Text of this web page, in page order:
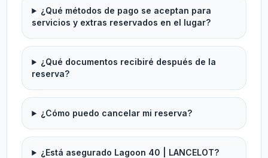
¿Qué métodos de pago se aceptan para
servicios y extras reservados en el lugar?
¿Qué documentos recibiré después de la
reserva?
¿Cómo puedo cancelar mi reserva?
¿Está asegurado Lagoon 40 | LANCELOT?